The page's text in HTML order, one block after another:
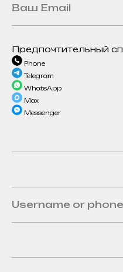
Предпочтительный
Phone
Telegram
WhatsApp
Max
Messenger